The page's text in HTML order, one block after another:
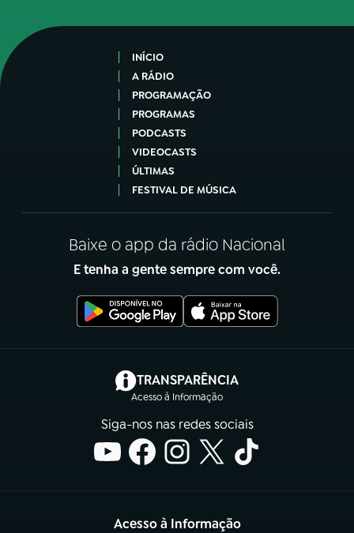
INÍCIO
A RÁDIO
PROGRAMAÇÃO
PROGRAMAS
PODCASTS
VIDEOCASTS
ÚLTIMAS
FESTIVAL DE MÚSICA
Baixe o app da rádio Nacional
E tenha a gente sempre com você.
TRANSPARÊNCIA
Acesso à Informação
(abre em nova aba)
Siga-nos nas redes sociais
Acesso à Informação